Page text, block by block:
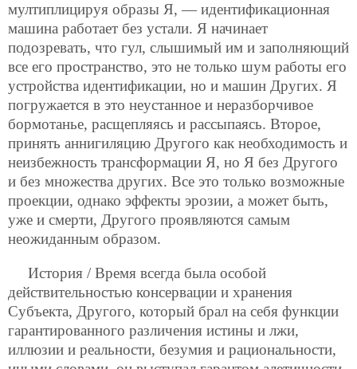
мултиплицируя образы Я, — идентификационная
машина работает без устали. Я начинает
подозревать, что гул, слышимый им и заполняющий
все его пространство, это не только шум работы его
устройства идентификации, но и машин Других. Я
погружается в это неустанное и неразборчивое
бормотанье, расщепляясь и рассыпаясь. Второе,
принять аннигиляцию Другого как необходимость и
неизбежность трансформации Я, но Я без Другого
и без множества других. Все это только возможные
проекции, однако эффекты эрозии, а может быть,
уже и смерти, Другого проявляются самым
неожиданным образом.
История / Время всегда была особой
действительностью консервации и хранения
Субъекта, Другого, который брал на себя функции
гарантированного различения истины и лжи,
иллюзии и реальности, безумия и рациональности,